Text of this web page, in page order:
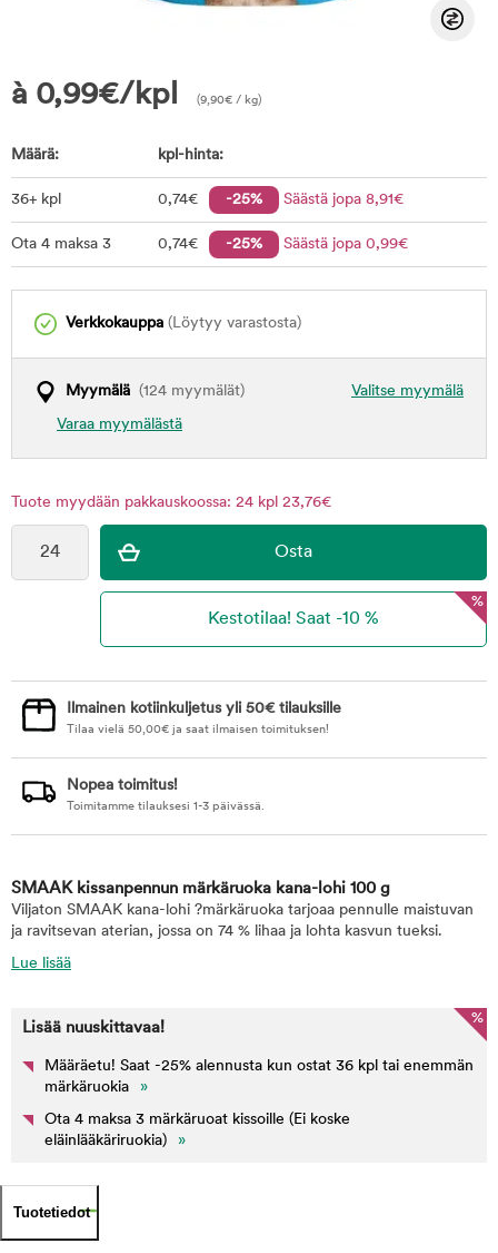
à 0,99€/kpl (9,90€ / kg)
Määrä: kpl-hinta:
36+ kpl 0,74€ -25% Säästä jopa 8,91€
Ota 4 maksa 3 0,74€ -25% Säästä jopa 0,99€
Verkkokauppa (Löytyy varastosta)
Valitse myymälä
Myymälä (124 myymälät)
Varaa myymälästä
Tuote myydään pakkauskoossa: 24 kpl 23,76€
%
Ilmainen kotiinkuljetus yli 50€ tilauksille
Tilaa vielä 50,00€ ja saat ilmaisen toimituksen!
Nopea toimitus!
Toimitamme tilauksesi 1-3 päivässä.
SMAAK kissanpennun märkäruoka kana-lohi 100 g
Viljaton SMAAK kana-lohi ?märkäruoka tarjoaa pennulle maistuvan
ja ravitsevan aterian, jossa on 74 % lihaa ja lohta kasvun tueksi.
Lue lisää
%
Lisää nuuskittavaa!
Määräetu! Saat -25% alennusta kun ostat 36 kpl tai enemmän
märkäruokia
»
Ota 4 maksa 3 märkäruoat kissoille (Ei koske
eläinlääkäriruokia)
»
Tuotetiedot